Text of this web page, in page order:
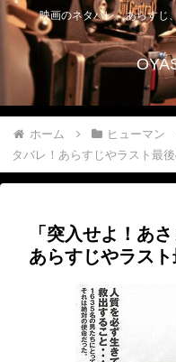
映画のネタバレ、あらすじ
ホーム ヒューマン
タバレ！あらすじやラスト最
「突入せよ！あ
あらすじやラス